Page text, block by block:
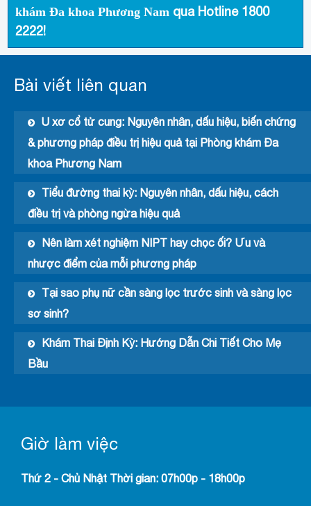
khám Đa khoa Phương Nam qua Hotline 1800
2222!
Bài viết liên quan
U xơ cổ tử cung: Nguyên nhân, dấu hiệu, biến chứng
& phương pháp điều trị hiệu quả tại Phòng khám Đa
khoa Phương Nam
Tiểu đường thai kỳ: Nguyên nhân, dấu hiệu, cách
điều trị và phòng ngừa hiệu quả
Nên làm xét nghiệm NIPT hay chọc ối? Ưu và
nhược điểm của mỗi phương pháp
Tại sao phụ nữ cần sàng lọc trước sinh và sàng lọc
sơ sinh?
Khám Thai Định Kỳ: Hướng Dẫn Chi Tiết Cho Mẹ
Bầu
Giờ làm việc
Thứ 2 - Chủ Nhật Thời gian: 07h00p - 18h00p